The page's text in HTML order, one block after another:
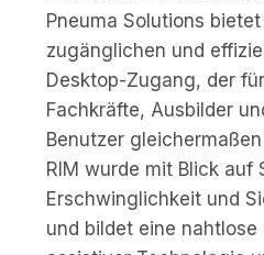
Pneuma Solutions
zugänglichen und
Desktop-Zugang, der
Fachkräfte, Ausbilder
Benutzer
RIM wurde mit Blick auf
Erschwinglichkeit und
und bildet eine